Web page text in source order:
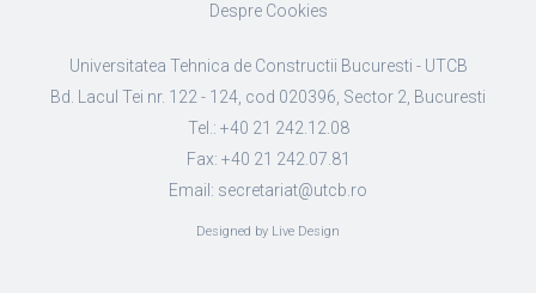
Despre Cookies
Universitatea Tehnica de Constructii Bucuresti - UTCB
Bd. Lacul Tei nr. 122 - 124, cod 020396, Sector 2, Bucuresti
Tel.: +40 21 242.12.08
Fax: +40 21 242.07.81
Email: secretariat@utcb.ro
Designed by Live Design